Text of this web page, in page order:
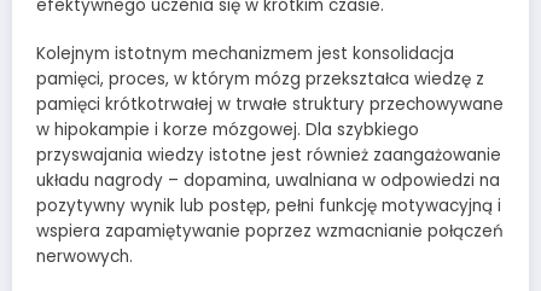
efektywnego uczenia się w krótkim czasie.
Kolejnym istotnym mechanizmem jest konsolidacja
pamięci, proces, w którym mózg przekształca wiedzę z
pamięci krótkotrwałej w trwałe struktury przechowywane
w hipokampie i korze mózgowej. Dla szybkiego
przyswajania wiedzy istotne jest również zaangażowanie
układu nagrody – dopamina, uwalniana w odpowiedzi na
pozytywny wynik lub postęp, pełni funkcję motywacyjną i
wspiera zapamiętywanie poprzez wzmacnianie połączeń
nerwowych.